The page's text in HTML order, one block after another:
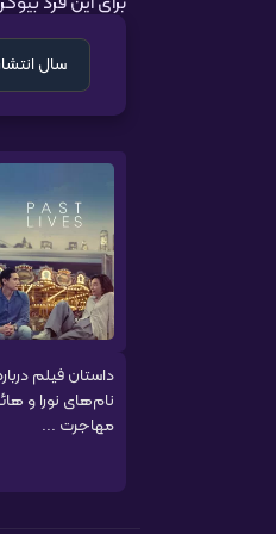
داستان فیلم
نام‌های نورا و
مهاجرت ...